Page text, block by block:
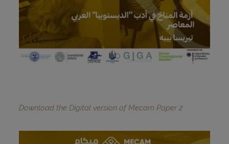
Download the Digital version of Mecam Paper 2